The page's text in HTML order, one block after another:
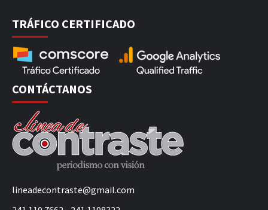
TRÁFICO CERTIFICADO
CONTÁCTANOS
lineadecontraste@gmail.com